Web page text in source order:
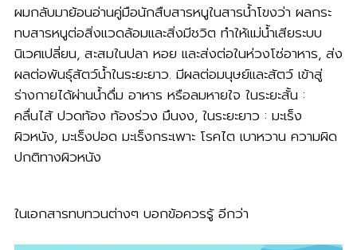
ผมกลับมาย้อนอ่านคู่มือนักสืบสารหนูในสารน้ำโขงว่า ผลกระ
ทบสารหนูต่อสิ่งแวดล้อมและสิ่งมีชวิต ทำให้แม่น้ำเสียระบบ
นิเวศเปลี่ยน, สะสมในปลา หอย และส่งต่อในห่วงโซ่อาหาร, ส่ง
ผลต่อพันธุ์สัตว์น้ำในระยะยาว. มีผลต่อมนุษย์และสัตว์ เข้าสู่
ร่างกายได้ผ่านน้ำดื่ม อาหาร หรือลมหายใจ ในระยะสั้น :
คลื่นไส้ ปวดท้อง ท้องร่วง มึนงง, ในระยะยาว : มะเร็ง
ผิวหนัง, มะเร็งปอด มะเร็งกระเพาะ โรคไต เบาหวาน ความผิด
ปกติทางผิวหนัง
ในเอกสารทบทวนต่างๆ บอกข้อควรรู้ อีกว่า